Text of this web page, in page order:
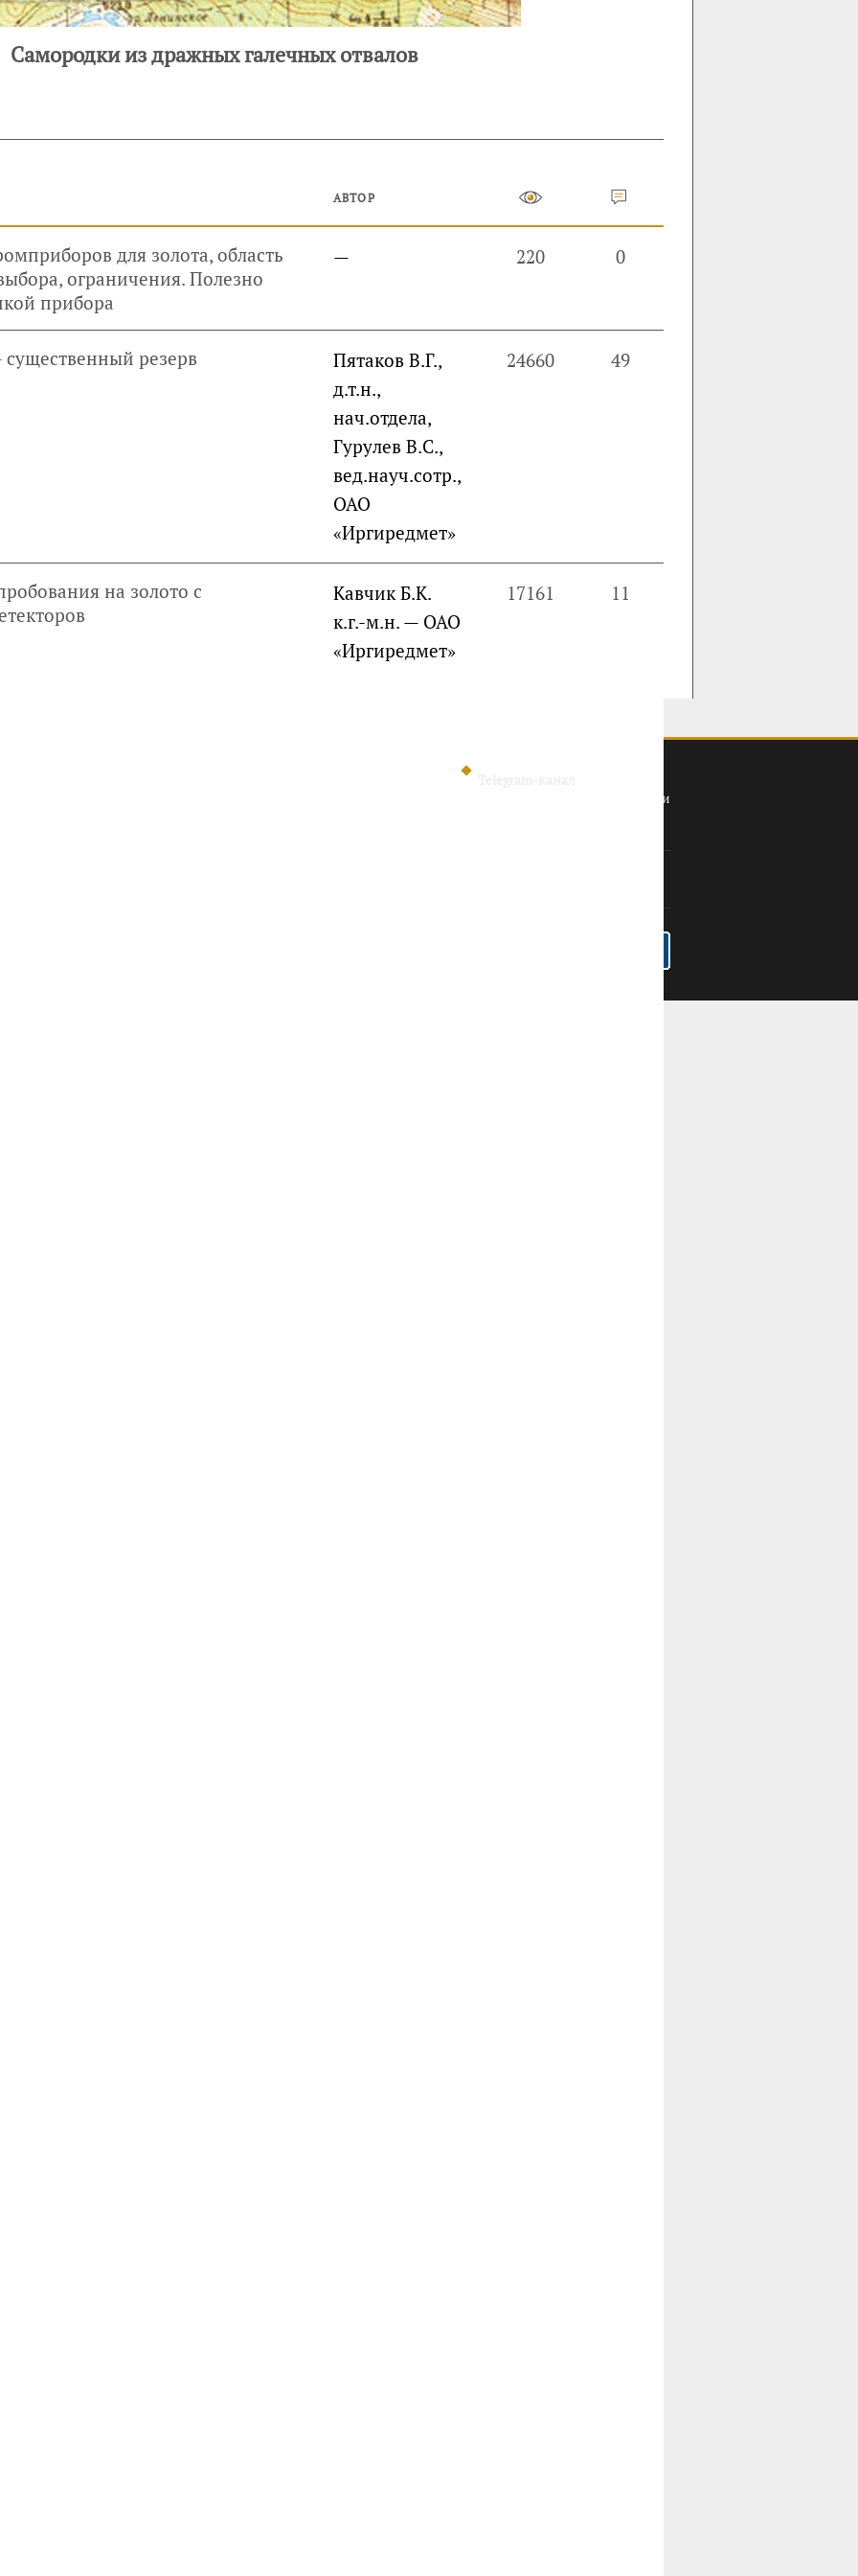
Самородки из дражных галечных отвалов
АВТОР
для золота, область
ограничения. Полезно
прибора
— 220 0
резерв
Пятаков В.Г.,
д.т.н.,
нач.отдела,
Гурулев В.С.,
вед.науч.сотр.,
ОАО
«Иргиредмет»
24660 49
на золото с
Кавчик Б.К.
к.г.-м.н. — ОАО
«Иргиредмет»
17161 11
инвесторов
Политика конфиденциальности
использовании материалов гиперссылка обязательна.